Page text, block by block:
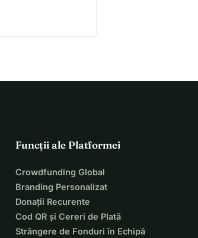
Funcții ale Platformei
Crowdfunding Global
Branding Personalizat
Donații Recurente
Cod QR și Cereri de Plată
Strângere de Fonduri în Echipă